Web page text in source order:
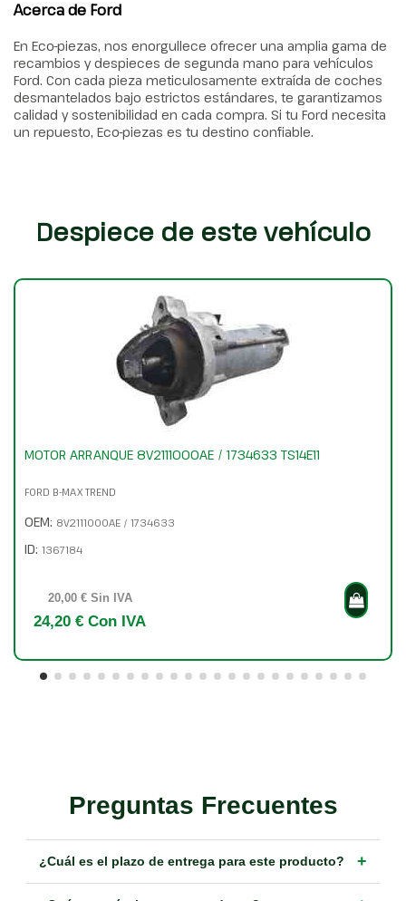
Acerca de Ford
En Eco-piezas, nos enorgullece ofrecer una amplia gama de
recambios y despieces de segunda mano para vehículos
Ford. Con cada pieza meticulosamente extraída de coches
desmantelados bajo estrictos estándares, te garantizamos
calidad y sostenibilidad en cada compra. Si tu Ford necesita
un repuesto, Eco-piezas es tu destino confiable.
Despiece de este vehículo
MOTOR ARRANQUE 8V2111000AE / 1734633 TS14E11
FORD B-MAX TREND
OEM: 8V2111000AE / 1734633
ID: 1367184
20,00 € Sin IVA
24,20 € Con IVA
Preguntas Frecuentes
¿Cuál es el plazo de entrega para este producto? +